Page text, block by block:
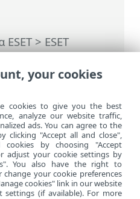
ESET>ESET
Ρυθμίσεις για
>
στο διαδίκτυο
εργασίας
your cookies
cookies to give you the best
analyze our website traffic,
ads. You can agree to the
clicking "Accept all and close",
cookies by choosing "Accept
adjust your cookie settings by
You also have the right to
your cookie preferences
cookies" link in our website
(if available). For more